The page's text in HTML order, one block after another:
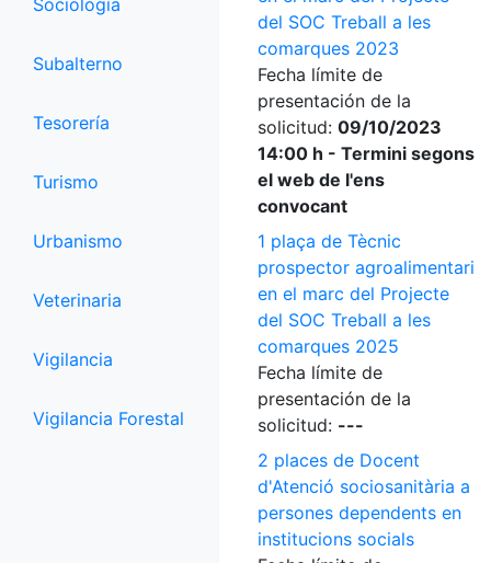
Sociología
Subalterno
Tesorería
Turismo
Urbanismo
Veterinaria
Vigilancia
Vigilancia Forestal
del SOC Treball a les
comarques 2023
Fecha límite de
presentación de la
solicitud: 09/10/2023
14:00 h - Termini segons
el web de l'ens
convocant
1 plaça de Tècnic
prospector agroalimentari
en el marc del Projecte
del SOC Treball a les
comarques 2025
Fecha límite de
presentación de la
solicitud: ---
2 places de Docent
d'Atenció sociosanitària a
persones dependents en
institucions socials